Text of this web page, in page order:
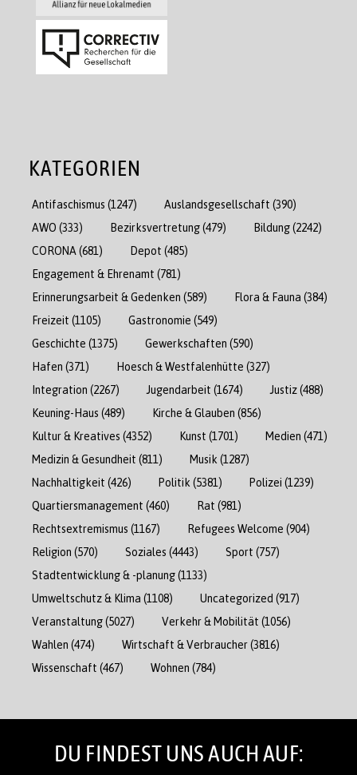
KATEGORIEN
Antifaschismus (1247) Auslandsgesellschaft (390)
AWO (333) Bezirksvertretung(479) Bildung(2242)
CORONA(681) Depot (485)
Engagement & Ehrenamt (781)
Erinnerungsarbeit & Gedenken (589) Flora & Fauna (384)
Freizeit (1105) Gastronomie (549)
Geschichte (1375) Gewerkschaften (590)
Hafen (371) Hoesch & Westfalenhütte (327)
Integration (2267) Jugendarbeit (1674) Justiz(488)
Keuning-Haus (489) Kirche & Glauben (856)
Kultur & Kreatives (4352) Kunst (1701) Medien (471)
Medizin & Gesundheit (811) Musik(1287)
Nachhaltigkeit (426) Politik(5381) Polizei (1239)
Quartiersmanagement (460) Rat (981)
Rechtsextremismus (1167) Refugees Welcome (904)
Religion (570) Soziales (4443) Sport (757)
Stadtentwicklung & -planung(1133)
Umweltschutz & Klima (1108) Uncategorized (917)
Veranstaltung(5027) Verkehr & Mobilität (1056)
Wahlen (474) Wirtschaft & Verbraucher(3816)
Wissenschaft (467) Wohnen (784)
DU FINDEST UNS AUCH AUF: